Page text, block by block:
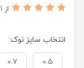
از 1
انتخاب سایز نوک:
0.5
0.7